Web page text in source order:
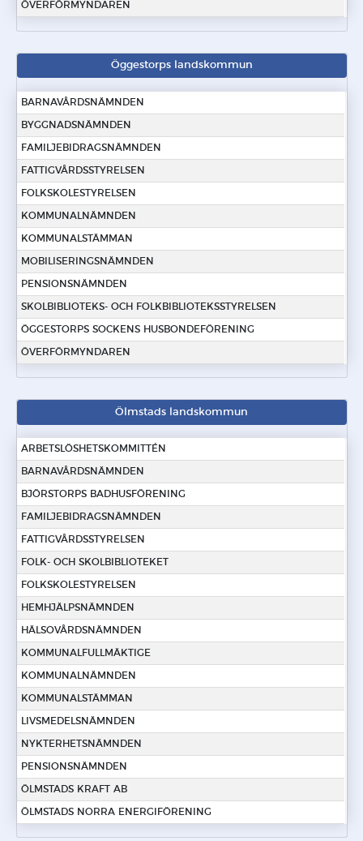
ÖVERFÖRMYNDAREN
Öggestorps landskommun
BARNAVÅRDSNÄMNDEN
BYGGNADSNÄMNDEN
FAMILJEBIDRAGSNÄMNDEN
FATTIGVÅRDSSTYRELSEN
FOLKSKOLESTYRELSEN
KOMMUNALNÄMNDEN
KOMMUNALSTÄMMAN
MOBILISERINGSNÄMNDEN
PENSIONSNÄMNDEN
SKOLBIBLIOTEKS- OCH FOLKBIBLIOTEKSSTYRELSEN
ÖGGESTORPS SOCKENS HUSBONDEFÖRENING
ÖVERFÖRMYNDAREN
Ölmstads landskommun
ARBETSLÖSHETSKOMMITTÉN
BARNAVÅRDSNÄMNDEN
BJÖRSTORPS BADHUSFÖRENING
FAMILJEBIDRAGSNÄMNDEN
FATTIGVÅRDSSTYRELSEN
FOLK- OCH SKOLBIBLIOTEKET
FOLKSKOLESTYRELSEN
HEMHJÄLPSNÄMNDEN
HÄLSOVÅRDSNÄMNDEN
KOMMUNALFULLMÄKTIGE
KOMMUNALNÄMNDEN
KOMMUNALSTÄMMAN
LIVSMEDELSNÄMNDEN
NYKTERHETSNÄMNDEN
PENSIONSNÄMNDEN
ÖLMSTADS KRAFT AB
ÖLMSTADS NORRA ENERGIFÖRENING